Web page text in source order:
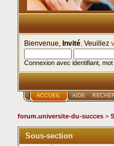
Bienvenue, Invité . Veuillez
Connexion avec identifiant,
ACCUEIL AIDE
forum.universite-du-succes >
Sous-section